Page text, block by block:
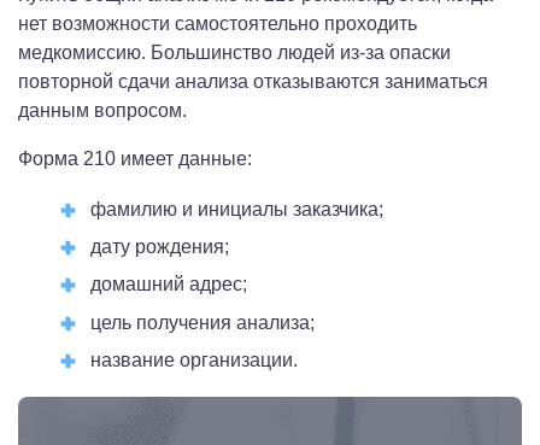
нет возможности самостоятельно проходить
медкомиссию. Большинство людей из-за опаски
повторной сдачи анализа отказываются заниматься
данным вопросом.
Форма 210 имеет данные:
фамилию и инициалы заказчика;
дату рождения;
домашний адрес;
цель получения анализа;
название организации.